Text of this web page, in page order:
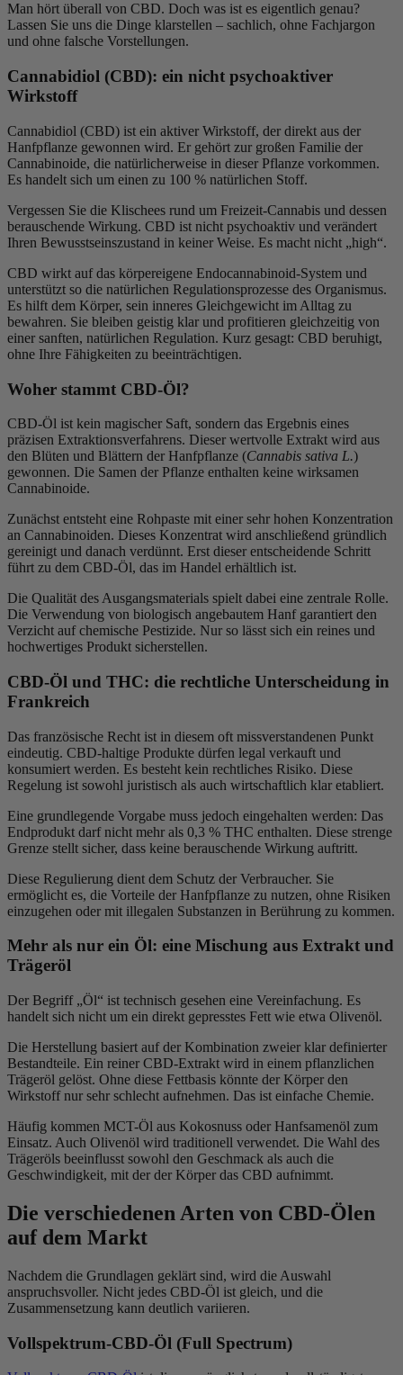
(1 note)
Man hört überall von CBD. Doch was ist es eigentlich genau?
Lassen Sie uns die Dinge klarstellen – sachlich, ohne Fachjargon
und ohne falsche Vorstellungen.
Cannabidiol (CBD): ein nicht psychoaktiver
Wirkstoff
Cannabidiol (CBD) ist ein aktiver Wirkstoff, der direkt aus der
Hanfpflanze gewonnen wird. Er gehört zur großen Familie der
Cannabinoide, die natürlicherweise in dieser Pflanze vorkommen.
Es handelt sich um einen zu 100 % natürlichen Stoff.
Vergessen Sie die Klischees rund um Freizeit-Cannabis und dessen
berauschende Wirkung. CBD ist nicht psychoaktiv und verändert
Ihren Bewusstseinszustand in keiner Weise. Es macht nicht „high“.
CBD wirkt auf das körpereigene Endocannabinoid-System und
unterstützt so die natürlichen Regulationsprozesse des Organismus.
Es hilft dem Körper, sein inneres Gleichgewicht im Alltag zu
bewahren. Sie bleiben geistig klar und profitieren gleichzeitig von
einer sanften, natürlichen Regulation. Kurz gesagt: CBD beruhigt,
ohne Ihre Fähigkeiten zu beeinträchtigen.
Woher stammt CBD-Öl?
CBD-Öl ist kein magischer Saft, sondern das Ergebnis eines
präzisen Extraktionsverfahrens. Dieser wertvolle Extrakt wird aus
den Blüten und Blättern der Hanfpflanze (Cannabis sativa L.)
gewonnen. Die Samen der Pflanze enthalten keine wirksamen
Cannabinoide.
Zunächst entsteht eine Rohpaste mit einer sehr hohen Konzentration
an Cannabinoiden. Dieses Konzentrat wird anschließend gründlich
gereinigt und danach verdünnt. Erst dieser entscheidende Schritt
führt zu dem CBD-Öl, das im Handel erhältlich ist.
Die Qualität des Ausgangsmaterials spielt dabei eine zentrale Rolle.
Die Verwendung von biologisch angebautem Hanf garantiert den
Verzicht auf chemische Pestizide. Nur so lässt sich ein reines und
hochwertiges Produkt sicherstellen.
CBD-Öl und THC: die rechtliche Unterscheidung in
Frankreich
Das französische Recht ist in diesem oft missverstandenen Punkt
eindeutig. CBD-haltige Produkte dürfen legal verkauft und
konsumiert werden. Es besteht kein rechtliches Risiko. Diese
Regelung ist sowohl juristisch als auch wirtschaftlich klar etabliert.
Eine grundlegende Vorgabe muss jedoch eingehalten werden: Das
Endprodukt darf nicht mehr als 0,3 % THC enthalten. Diese strenge
Grenze stellt sicher, dass keine berauschende Wirkung auftritt.
Diese Regulierung dient dem Schutz der Verbraucher. Sie
ermöglicht es, die Vorteile der Hanfpflanze zu nutzen, ohne Risiken
einzugehen oder mit illegalen Substanzen in Berührung zu kommen.
Mehr als nur ein Öl: eine Mischung aus Extrakt und
Trägeröl
Der Begriff „Öl“ ist technisch gesehen eine Vereinfachung. Es
handelt sich nicht um ein direkt gepresstes Fett wie etwa Olivenöl.
Die Herstellung basiert auf der Kombination zweier klar definierter
Bestandteile. Ein reiner CBD-Extrakt wird in einem pflanzlichen
Trägeröl gelöst. Ohne diese Fettbasis könnte der Körper den
Wirkstoff nur sehr schlecht aufnehmen. Das ist einfache Chemie.
Häufig kommen MCT-Öl aus Kokosnuss oder Hanfsamenöl zum
Einsatz. Auch Olivenöl wird traditionell verwendet. Die Wahl des
Trägeröls beeinflusst sowohl den Geschmack als auch die
Geschwindigkeit, mit der der Körper das CBD aufnimmt.
Die verschiedenen Arten von CBD-Ölen
auf dem Markt
Nachdem die Grundlagen geklärt sind, wird die Auswahl
anspruchsvoller. Nicht jedes CBD-Öl ist gleich, und die
Zusammensetzung kann deutlich variieren.
Vollspektrum-CBD-Öl (Full Spectrum)